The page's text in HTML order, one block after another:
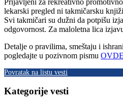
lekarski pregled ni takmičarsku
Svi takmičari su dužni da potpišu
odgovornost. Za maloletna lica
Detalje o pravilima, smeštaju i
pogledajte u pozivnom pismu
Povratak na listu vesti
Kategorije vesti